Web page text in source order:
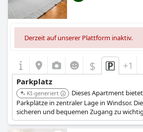
Derzeit auf unserer Plattform inaktiv.
$ +1
Parkplatz
KI-generiert
Dieses Apartment
Parkplätze in zentraler Lage in Windsor.
sicheren und bequemen Zugang zu
Windsor Castle und Legoland.